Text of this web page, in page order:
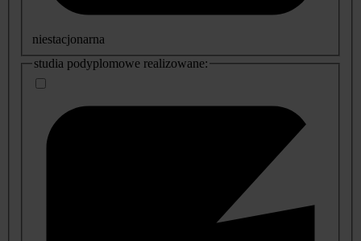
niestacjonarna
studia podyplomowe realizowane: